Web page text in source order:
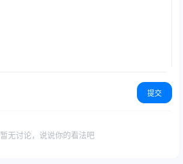
提交
暂无讨论，说说你的看法吧